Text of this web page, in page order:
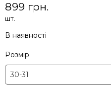
899 грн.
шт.
В наявності
Розмір